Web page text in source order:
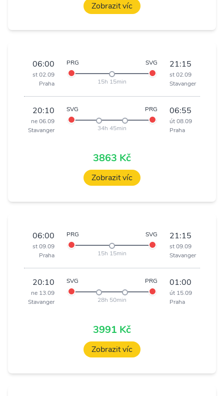
Zobrazit víc
06:00
st 02.09
Praha
PRG SVG
15h 15min
21:15
st 02.09
Stavanger
20:10
ne 06.09
Stavanger
SVG PRG
34h 45min
06:55
út 08.09
Praha
3863 Kč
Zobrazit víc
06:00
st 09.09
Praha
PRG SVG
15h 15min
21:15
st 09.09
Stavanger
20:10
ne 13.09
Stavanger
SVG PRG
28h 50min
01:00
út 15.09
Praha
3991 Kč
Zobrazit víc